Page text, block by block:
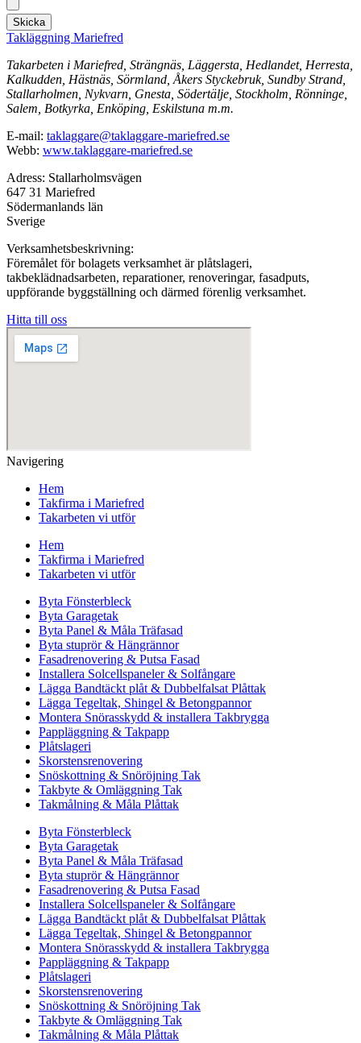
Skicka
Takläggning Mariefred
Takarbeten i Mariefred, Strängnäs, Läggersta, Hedlandet, Herresta,
Kalkudden, Hästnäs, Sörmland, Åkers Styckebruk, Sundby Strand,
Stallarholmen, Nykvarn, Gnesta, Södertälje, Stockholm, Rönninge,
Salem, Botkyrka, Enköping, Eskilstuna m.m.
E-mail: taklaggare@taklaggare-mariefred.se
Webb: www.taklaggare-mariefred.se
Adress: Stallarholmsvägen
647 31 Mariefred
Södermanlands län
Sverige
Verksamhetsbeskrivning:
Föremålet för bolagets verksamhet är plåtslageri,
takbeklädnadsarbeten, reparationer, renoveringar, fasadputs,
uppförande byggställning och därmed förenlig verksamhet.
Hitta till oss
Navigering
Hem
Takfirma i Mariefred
Takarbeten vi utför
Hem
Takfirma i Mariefred
Takarbeten vi utför
Byta Fönsterbleck
Byta Garagetak
Byta Panel & Måla Träfasad
Byta stuprör & Hängrännor
Fasadrenovering & Putsa Fasad
Installera Solcellspaneler & Solfångare
Lägga Bandtäckt plåt & Dubbelfalsat Plåttak
Lägga Tegeltak, Shingel & Betongpannor
Montera Snörasskydd & installera Takbrygga
Pappläggning & Takpapp
Plåtslageri
Skorstensrenovering
Snöskottning & Snöröjning Tak
Takbyte & Omläggning Tak
Takmålning & Måla Plåttak
Byta Fönsterbleck
Byta Garagetak
Byta Panel & Måla Träfasad
Byta stuprör & Hängrännor
Fasadrenovering & Putsa Fasad
Installera Solcellspaneler & Solfångare
Lägga Bandtäckt plåt & Dubbelfalsat Plåttak
Lägga Tegeltak, Shingel & Betongpannor
Montera Snörasskydd & installera Takbrygga
Pappläggning & Takpapp
Plåtslageri
Skorstensrenovering
Snöskottning & Snöröjning Tak
Takbyte & Omläggning Tak
Takmålning & Måla Plåttak